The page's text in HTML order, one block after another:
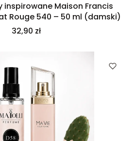
inspirowane Maison Francis
Rouge 540 – 50 ml (damski)
Cena
32,90 zł